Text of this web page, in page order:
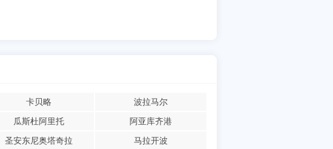
卡贝略
波拉马尔
瓜斯杜阿里托
阿亚库齐港
圣安东尼奥塔奇拉 马拉开波